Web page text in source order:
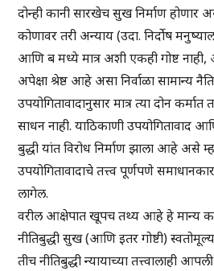
दोन्ही कानी सारखेच सुख निर्माण होणार
कोणावर तरी अन्याय (उदा. निर्दोष
आणि ब मध्ये मात्र अशी एकही गोष्ट
अपेक्षा श्रेष्ठ आहे असा निर्वाळा सामान्य
उपयोगितावादानुसार मात्र त्या दोन
साधन नाही. याठिकाणी उपयोगितावाद
बुद्धी यांत विरोध निर्माण झाला आहे
उपयोगितावादाचे तत्त्व पूर्णपणे
लागेल.
वरील आक्षेपात खूपच तथ्य आहे हे मान्य
नीतिबुद्धी सुख (आणि इतर गोष्टी)
तीच नीतिबुद्धी न्यायाच्या तत्त्वालाही